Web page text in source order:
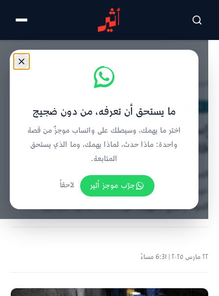
تخطى للمحتوى الرئيسي
إسرائيل تستخدم سلاحًا لجعل غزة غير
قابلة للحياة
المركز الفلسطيني لحقوق الإنسان يحذر من كارثة إنسانية
غير مسبوقة في غزة بعد تدمير إسرائيل 85% من مرافق
المياه وقطع الكهرباء عن محطة التحلية المركزية
٢٢ مارس ٢٠٢٥ | 6:31 مساءً
ما يستحق أن تعرفه، من دون ضجيج
اختر ما يهمك، وسيصلك على واتساب موجزٌ من قصة
واحدة: ماذا حدث، لماذا يهمك، وما الذي يستحق
المتابعة.
جرّب موجز أثير
لاحقاً